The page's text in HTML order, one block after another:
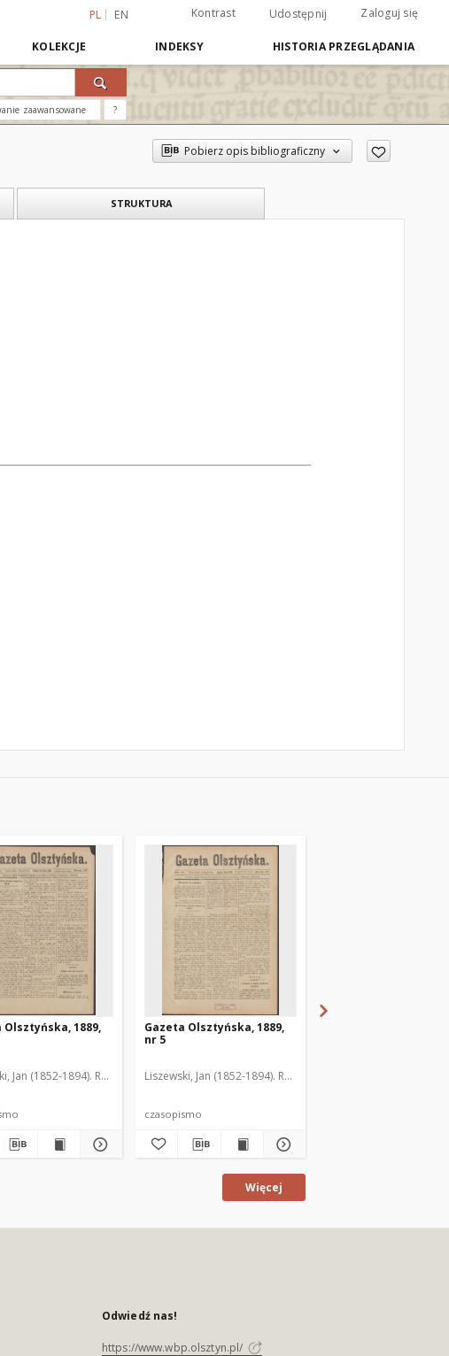
PL EN Kontrast Udostępnij Zaloguj się
KOLEKCJE INDEKSY HISTORIA PRZEGLĄDANIA
zaawansowane ?
Pobierz opis bibliograficzny
STRUKTURA
Olsztyńska, 1889,
Jan (1852-1894). Red.
Gazeta Olsztyńska, 1889,
nr 5
Liszewski, Jan (1852-1894). Red.
czasopismo
Więcej
Odwiedź nas!
https://www.wbp.olsztyn.pl/